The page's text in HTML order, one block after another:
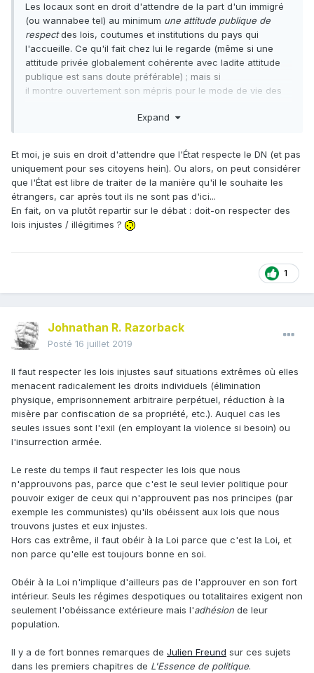
Les locaux sont en droit d'attendre de la part d'un immigré
(ou wannabee tel) au minimum une attitude publique de
respectdes lois, coutumes et institutions du pays qui
l'accueille. Ce qu'il fait chez lui le regarde (même si une
attitude privée globalement cohérente avec ladite attitude
publique est sans doute préférable) ; mais si
il montre ouvertement son mépris pour le mode de vie des
l'hostilité (voire la direction de la sortie).
Naturellement, et comme le souligne fort bien
dans le cas d'immigrés illégaux, c'est d'autant plus crétin
de se faire connaître aux autorités de cette manière.
Expand
Et moi, je suis en droit d'attendre que l'État respecte le DN (et pas
uniquement pour ses citoyens hein). Ou alors, on peut considérer
que l'État est libre de traiter de la manière qu'il le souhaite les
étrangers, car après tout ils ne sont pas d'ici...
En fait, on va plutôt repartir sur le débat : doit-on respecter des
lois injustes / illégitimes ?
1
Johnathan R. Razorback
Posté 16 juillet 2019
Il faut respecter les lois injustes sauf situations extrêmes où elles
menacent radicalement les droits individuels (élimination
physique, emprisonnement arbitraire perpétuel, réduction à la
misère par confiscation de sa propriété, etc.). Auquel cas les
seules issues sont l'exil (en employant la violence si besoin) ou
l'insurrection armée.
Le reste du temps il faut respecter les lois que nous
n'approuvons pas, parce que c'est le seul levier politique pour
pouvoir exiger de ceux qui n'approuvent pas nos principes (par
exemple les communistes) qu'ils obéissent aux lois que nous
trouvons justes et eux injustes.
Hors cas extrême, il faut obéir à la Loi parce que c'est la Loi, et
non parce qu'elle est toujours bonne en soi.
Obéir à la Loi n'implique d'ailleurs pas de l'approuver en son fort
intérieur. Seuls les régimes despotiques ou totalitaires exigent non
seulement l'obéissance extérieure mais l'adhésion de leur
population.
Il y a de fort bonnes remarques de Julien Freund sur ces sujets
dans les premiers chapitres de L'Essence de politique.